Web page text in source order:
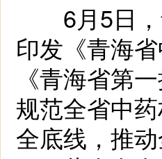
6月5日，
印发《青海
《青海省第
规范全省中
全底线，推